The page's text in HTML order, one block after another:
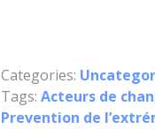
Categories:
Tags: Acteurs de
Prevention de